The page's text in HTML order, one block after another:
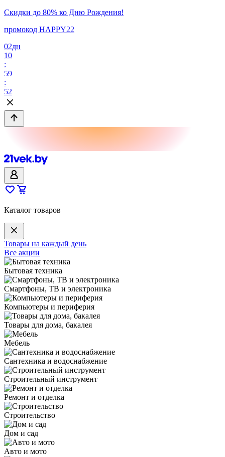
Скидки до 80% ко Дню Рождения!
промокод HAPPY22
02дн
10
:
59
:
52
Каталог товаров
Товары на каждый день
Все акции
Бытовая техника
Смартфоны, ТВ и электроника
Компьютеры и периферия
Товары для дома, бакалея
Мебель
Сантехника и водоснабжение
Строительный инструмент
Ремонт и отделка
Строительство
Дом и сад
Авто и мото